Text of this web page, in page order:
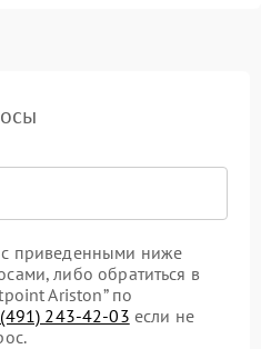
приведенными ниже
либо обратиться в
Ariston” по
243-42-03 если не